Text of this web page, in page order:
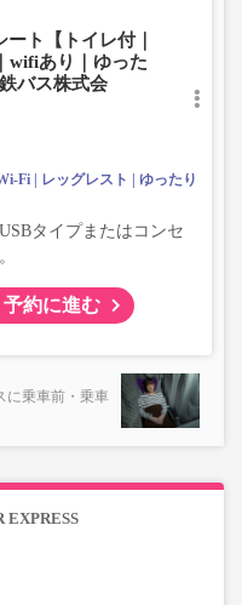
ート【トイレ付｜
wifiあり｜ゆった
バス株式会
Fi レッグレスト
ゆったり
タイプまたはコンセ
予約に進む
に乗車前・乗車
EXPRESS